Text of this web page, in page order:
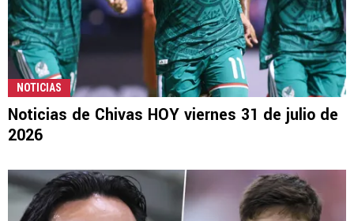
NOTICIAS
Noticias de Chivas HOY viernes 31 de julio de
2026